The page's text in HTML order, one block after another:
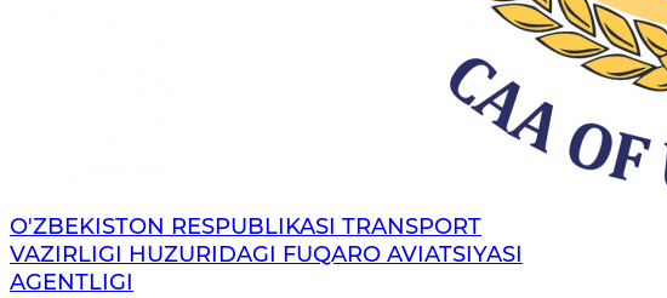
O'ZBEKISTON RESPUBLIKASI TRANSPORT
VAZIRLIGI HUZURIDAGI FUQARO AVIATSIYASI
AGENTLIGI